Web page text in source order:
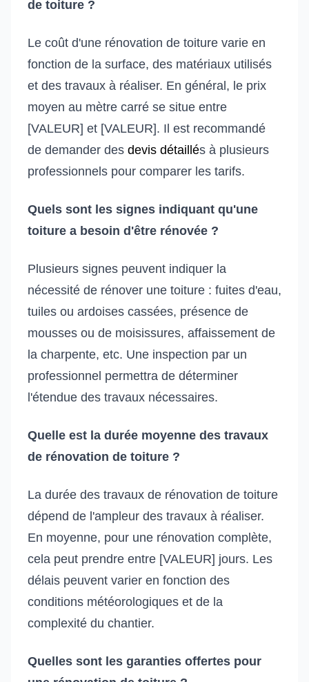
de toiture ?
Le coût d'une rénovation de toiture varie en
fonction de la surface, des matériaux utilisés
et des travaux à réaliser. En général, le prix
moyen au mètre carré se situe entre
[VALEUR] et [VALEUR]. Il est recommandé
de demander des devis détaillés à plusieurs
professionnels pour comparer les tarifs.
Quels sont les signes indiquant qu'une
toiture a besoin d'être rénovée ?
Plusieurs signes peuvent indiquer la
nécessité de rénover une toiture : fuites d'eau,
tuiles ou ardoises cassées, présence de
mousses ou de moisissures, affaissement de
la charpente, etc. Une inspection par un
professionnel permettra de déterminer
l'étendue des travaux nécessaires.
Quelle est la durée moyenne des travaux
de rénovation de toiture ?
La durée des travaux de rénovation de toiture
dépend de l'ampleur des travaux à réaliser.
En moyenne, pour une rénovation complète,
cela peut prendre entre [VALEUR] jours. Les
délais peuvent varier en fonction des
conditions météorologiques et de la
complexité du chantier.
Quelles sont les garanties offertes pour